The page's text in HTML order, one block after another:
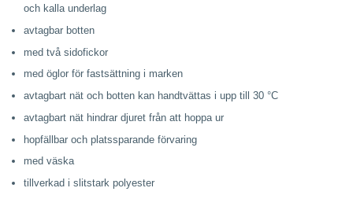
och kalla underlag
avtagbar botten
med två sidofickor
med öglor för fastsättning i marken
avtagbart nät och botten kan handtvättas i upp till 30 °C
avtagbart nät hindrar djuret från att hoppa ur
hopfällbar och platssparande förvaring
med väska
tillverkad i slitstark polyester